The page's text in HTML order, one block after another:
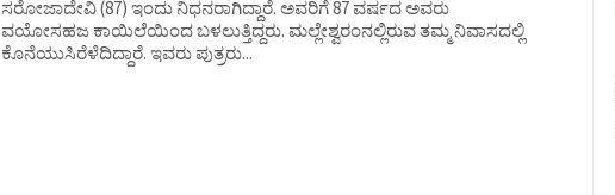
ಸರೋಜಾದೇವಿ (87) ಇಂದು ನಿಧನರಾಗಿದ್ದಾರೆ. ಅವರಿಗೆ 87 ವರ್ಷದ ಅವರು
ವಯೋಸಹಜ ಕಾಯಿಲೆಯಿಂದ ಬಳಲುತ್ತಿದ್ದರು. ಮಲ್ಲೇಶ್ವರಂನಲ್ಲಿರುವ ತಮ್ಮ ನಿವಾಸದಲ್ಲಿ
ಕೊನೆಯುಸಿರೆಳೆದಿದ್ದಾರೆ. ಇವರು ಪುತ್ರರು...